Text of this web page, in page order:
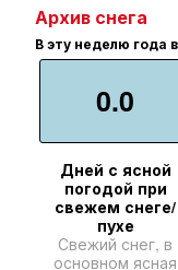
Архив снега
В эту неделю года
0.0
Дней с ясной
погодой при
свежем снеге/
пухе
Свежий снег, в
основном ясная